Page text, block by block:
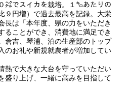
㌶でスイカを栽培。１㌔あたりの
９円増）で過去最高を記録。大栄
長は「本年度、県の力をいただき
ることができ、消費地に満足でき
倉吉、琴浦、泊の生産部のトップ
のお礼や新規就農者が増加してい
熱で大きな大台を守っていただい
盛り上げ、一緒に高みを目指して